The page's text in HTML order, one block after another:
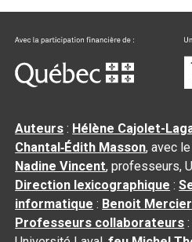
Auteurs : Hélène Cajolet-
Chantal‑Édith Masson, avec
Nadine Vincent, professeurs,
Direction lexicographique :
informatique : Benoit Mercier
Professeurs collaborateurs